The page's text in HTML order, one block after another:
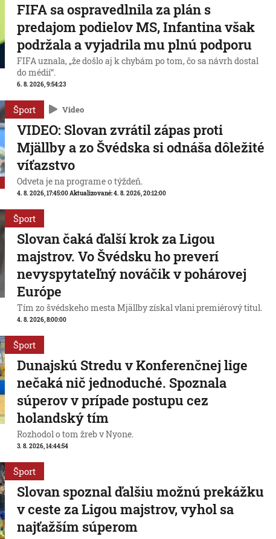
FIFA sa ospravedlnila za plán s
predajom podielov MS, Infantina však
podržala a vyjadrila mu plnú podporu
FIFA uznala, „že došlo aj k chybám po tom, čo sa návrh dostal
do médií“.
6. 8. 2026, 9:54:23
Šport Video
VIDEO: Slovan zvrátil zápas proti
Mjällby a zo Švédska si odnáša dôležité
víťazstvo
Odveta je na programe o týždeň.
4. 8. 2026, 17:45:00Aktualizované:4. 8. 2026, 20:12:00
Šport
Slovan čaká ďalší krok za Ligou
majstrov. Vo Švédsku ho preverí
nevyspytateľný nováčik v pohárovej
Európe
Tím zo švédskeho mesta Mjällby získal vlani premiérový titul.
4. 8. 2026, 8:00:00
Šport
Dunajskú Stredu v Konferenčnej lige
nečaká nič jednoduché. Spoznala
súperov v prípade postupu cez
holandský tím
Rozhodol o tom žreb v Nyone.
3. 8. 2026, 14:44:54
Šport
Slovan spoznal ďalšiu možnú prekážku
v ceste za Ligou majstrov, vyhol sa
najťažším súperom